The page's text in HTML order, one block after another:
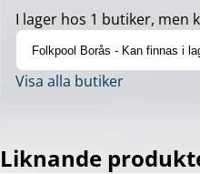
I lager hos 1 butiker, men
Visa alla butiker
Liknande